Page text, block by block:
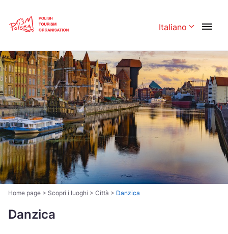
Italiano
Polski English
Česká 中国
Dansk Deutschland
Español Français
Italiano Magyar
Nederlands 日本語
Português Norsk
Suomi
Home page > Scopri i luoghi > Città > Danzica
Danzica